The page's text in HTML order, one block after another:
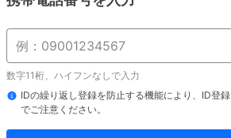
数字11桁、ハイフンなしで入力
IDの繰り返し登録を防止する機能により、ID登
でご注意ください。